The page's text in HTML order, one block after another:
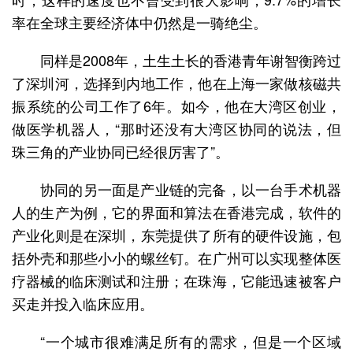
率在全球主要经济体中仍然是一骑绝尘。
同样是2008年，土生土长的香港青年谢智衡跨过
了深圳河，选择到内地工作，他在上海一家做核磁共
振系统的公司工作了6年。如今，他在大湾区创业，
做医学机器人，“那时还没有大湾区协同的说法，但
珠三角的产业协同已经很厉害了”。
协同的另一面是产业链的完备，以一台手术机器
人的生产为例，它的界面和算法在香港完成，软件的
产业化则是在深圳，东莞提供了所有的硬件设施，包
括外壳和那些小小的螺丝钉。在广州可以实现整体医
疗器械的临床测试和注册；在珠海，它能迅速被客户
买走并投入临床应用。
“一个城市很难满足所有的需求，但是一个区域